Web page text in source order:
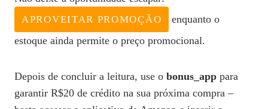
APROVEITAR PROMOÇÃO
enquanto o
estoque ainda permite o preço promocional.
Depois de concluir a leitura, use o bonus_app para
garantir R$20 de crédito na sua próxima compra –